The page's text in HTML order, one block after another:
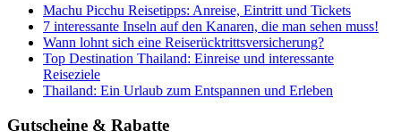
Machu Picchu Reisetipps: Anreise, Eintritt und Tickets
7 interessante Inseln auf den Kanaren, die man sehen muss!
Wann lohnt sich eine Reiserücktrittsversicherung?
Top Destination Thailand: Einreise und interessante
Reiseziele
Thailand: Ein Urlaub zum Entspannen und Erleben
Gutscheine & Rabatte